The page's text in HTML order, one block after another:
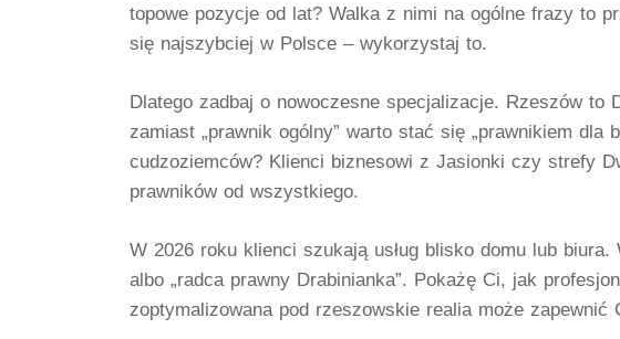
topowe pozycje od lat? Walka z nimi na ogólne frazy to
się najszybciej w Polsce – wykorzystaj to.
Dlatego zadbaj o nowoczesne specjalizacje. Rzeszów to
zamiast „prawnik ogólny” warto stać się „prawnikiem dla
cudzoziemców? Klienci biznesowi z Jasionki czy strefy
prawników od wszystkiego.
W 2026 roku klienci szukają usług blisko domu lub biura.
albo „radca prawny Drabinianka”. Pokażę Ci, jak
zoptymalizowana pod rzeszowskie realia może zapewnić